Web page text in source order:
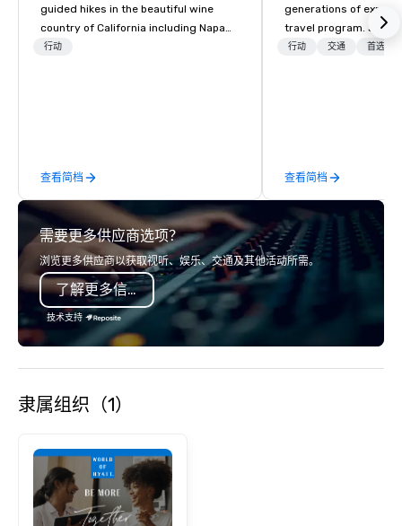
guided hikes in the beautiful wine
country of California including Napa
and Sonoma Valleys. These
day hikes we provide luxury self-
guided inn-to-in walking vacations
from the gateway City of San
Francisco to the California wine
country with a focus on superb hiking,
lodging, food and wine. We also have
a Monterey Bay Trek.
行动
查看简档
generations of
travel program. Since
mission has been to
management, we
if we were the client.
network of global
bring your vision to
passion, an
American hospitality,
行动 交通 首选工
查看简档
需要更多供应商选项？
浏览更多供应商以获取视听、娱乐、交通及其他活动所需。
了解更多信息
技术支持
隶属组织（1）